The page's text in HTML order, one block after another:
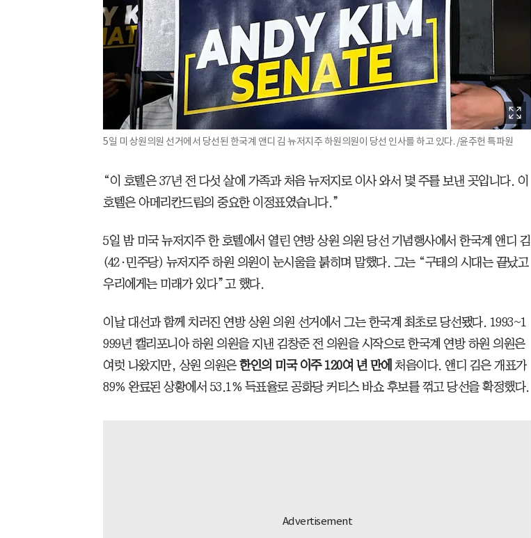
5일 미 상원의원 선거에서 당선된 한국계 앤디 김 뉴저지주 하원의원이 당선 인사를 하고 있다. /윤주헌 특파원
“이 호텔은 37년 전 다섯 살에 가족과 처음 뉴저지로 이사 와서 몇 주를 보낸 곳입니다. 이
호텔은 아메리칸드림의 중요한 이정표였습니다.”
5일 밤 미국 뉴저지주 한 호텔에서 열린 연방 상원 의원 당선 기념행사에서 한국계 앤디 김
(42·민주당) 뉴저지주 하원 의원이 눈시울을 붉히며 말했다. 그는 “구태의 시대는 끝났고
우리에게는 미래가 있다”고 했다.
이날 대선과 함께 치러진 연방 상원 의원 선거에서 그는 한국계 최초로 당선됐다. 1993~1
999년 캘리포니아 하원 의원을 지낸 김창준 전 의원을 시작으로 한국계 연방 하원 의원은
여럿 나왔지만, 상원 의원은 한인의 미국 이주 120여 년 만에 처음이다. 앤디 김은 개표가
89% 완료된 상황에서 53.1% 득표율로 공화당 커티스 바쇼 후보를 꺾고 당선을 확정했다.